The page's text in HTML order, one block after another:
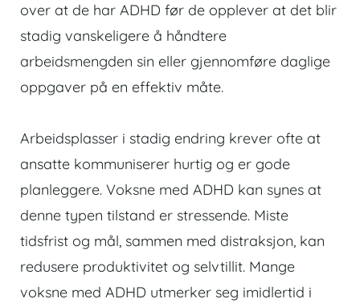
over at de har ADHD før de opplever at det blir
stadig vanskeligere å håndtere
arbeidsmengden sin eller gjennomføre daglige
oppgaver på en effektiv måte.
Arbeidsplasser i stadig endring krever ofte at
ansatte kommuniserer hurtig og er gode
planleggere. Voksne med ADHD kan synes at
denne typen tilstand er stressende. Miste
tidsfrist og mål, sammen med distraksjon, kan
redusere produktivitet og selvtillit. Mange
voksne med ADHD utmerker seg imidlertid i